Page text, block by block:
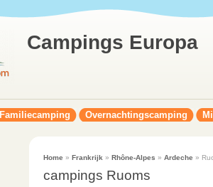
Campings Europa
Familiecamping Overnachtingscamping
Home » Frankrijk » Rhône-Alpes » Ardeche »
campings Ruoms